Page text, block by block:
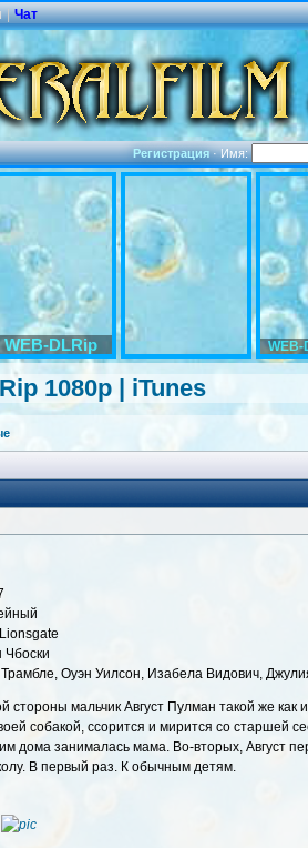
| Чат
Регистрация·Имя:
WEB-DLRip WEB-
1080p | iTunes
Чбоски
Оуэн Уилсон, Изабела Видович,
стороны мальчик Август Пулман такой же
собакой, ссорится и мирится со старшей
дома занималась мама. Во-вторых, Август
В первый раз. К обычным детям.